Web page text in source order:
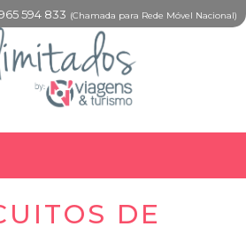
594 833 (Chamada para Rede Móvel Nacional)
DE